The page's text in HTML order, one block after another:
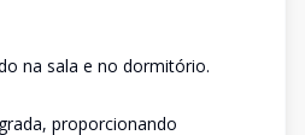
na sala e no dormitório.
proporcionando